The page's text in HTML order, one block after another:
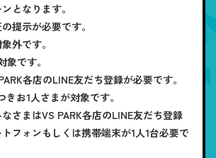
となります。
提示が必要です。
外です。
です。
各店のLINE友だち登録が必要です。
お1人さまが対象です。
さまはVS PARK各店のLINE友だち登録
フォンもしくは携帯端末が1人1台必要で